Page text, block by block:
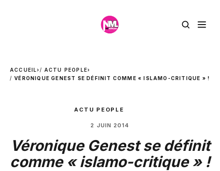
ACCUEIL› ACTU PEOPLE›
VÉRONIQUE GENEST SE DÉFINIT COMME « ISLAMO-CRITIQUE » !
ACTU PEOPLE
2 JUIN 2014
Véronique Genest se définit
comme « islamo-critique » !